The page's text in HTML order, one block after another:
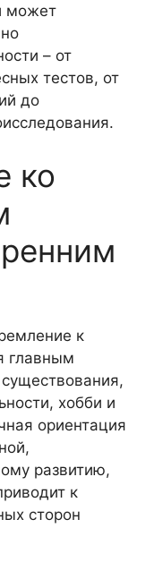
может
– от
тестов, от
до
ко
к
главным
хобби и
ориентация
развитию,
к
сторон